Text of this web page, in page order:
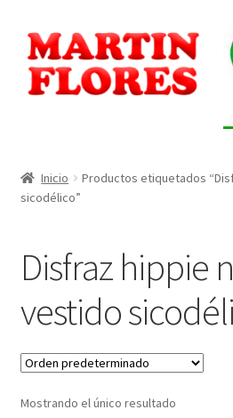
Ir
la
navegación
Ir
al
contenido
Tienda
Localización
Contacto
Inicio
Productos etiquetados
sicodélico”
Disfraz hippie
vestido
Mostrando el único resultado